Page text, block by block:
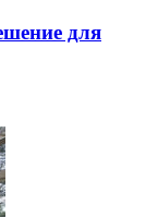
для